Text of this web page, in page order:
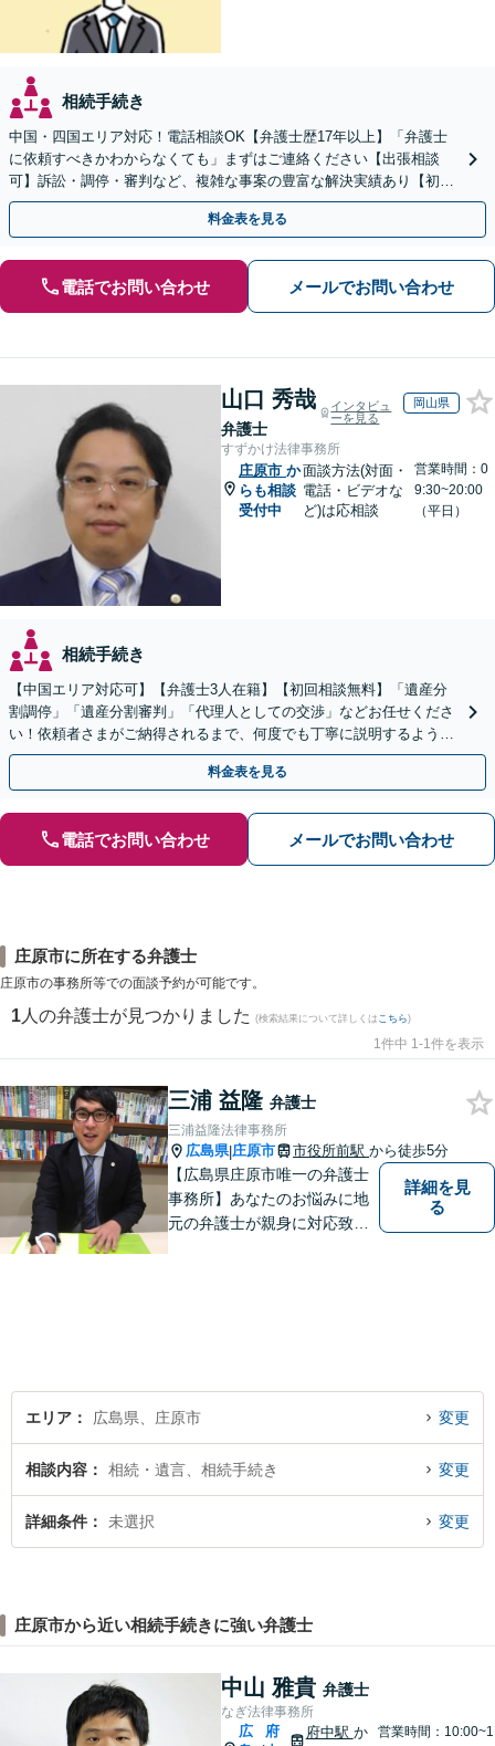
相続手続き
中国・四国エリア対応！電話相談OK【弁護士歴17年以上】「弁護士
に依頼すべきかわからなくても」まずはご連絡ください【出張相談
可】訴訟・調停・審判など、複雑な事案の豊富な解決実績あり【初回
相談無料】初回面談のみで解決できるケースもあります
料金表を見る
電話でお問い合わせ メールでお問い合わせ
山口 秀哉
弁護士
インタビュ
ーを見る
岡山県
すずかけ法律事務所
庄原市 か
らも相談
受付中
面談方法(対面・
電話・ビデオな
ど)は応相談
営業時間：0
9:30~20:00
（平日）
相続手続き
【中国エリア対応可】【弁護士3人在籍】【初回相談無料】「遺産分
割調停」「遺産分割審判」「代理人としての交渉」などお任せくださ
い！依頼者さまがご納得されるまで、何度でも丁寧に説明するよう心
掛けています【土日祝／夜間対応可】【当日／電話相談可】
料金表を見る
電話でお問い合わせ メールでお問い合わせ
庄原市に所在する弁護士
庄原市の事務所等での面談予約が可能です。
1 人の弁護士が見つかりました (検索結果について詳しくは こちら)
1件中 1-1件を表示
三浦 益隆 弁護士
三浦益隆法律事務所
広島県|庄原市 市役所前駅 から徒歩5分
【広島県庄原市唯一の弁護士
事務所】あなたのお悩みに地
元の弁護士が親身に対応致し
詳細を見
る
エリア 広島県、庄原市 変更
相談内容 相続・遺言、相続手続き 変更
詳細条件 未選択 変更
庄原市から近い相続手続きに強い弁護士
中山 雅貴 弁護士
なぎ法律事務所
広
府
府中駅 か
営業時間：10:00~1